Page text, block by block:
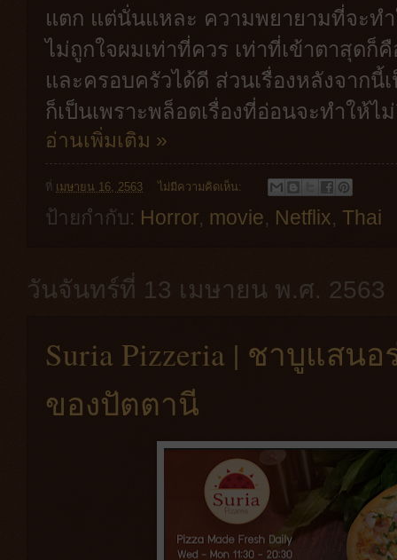
แตก แต่นั่นแหละ ความพยายามที่จะท
ไม่ถูกใจผมเท่าที่ควร เท่าที่เข้าตาสุดก็
และครอบครัวได้ดี ส่วนเรื่องหลังจากนี้
ก็เป็นเพราะพล็อตเรื่องที่อ่อนจะทำให้ไ
อ่านเพิ่มเติม »
ที่ เมษายน 16, 2563 ไม่มีความคิดเห็น:
ป้ายกำกับ: Horror, movie, Netflix, Thai
วันจันทร์ที่ 13 เมษายน พ.ศ. 2563
Suria Pizzeria | ชาบูแสน
ของปัตตานี